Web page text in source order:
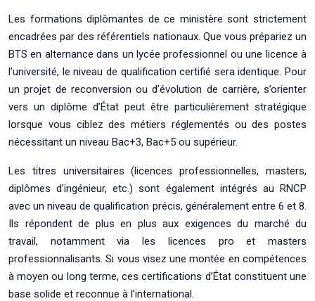
Les formations diplômantes de ce ministère sont strictement
encadrées par des référentiels nationaux. Que vous prépariez un
BTS en alternance dans un lycée professionnel ou une licence à
l’université, le niveau de qualification certifié sera identique. Pour
un projet de reconversion ou d’évolution de carrière, s’orienter
vers un diplôme d’État peut être particulièrement stratégique
lorsque vous ciblez des métiers réglementés ou des postes
nécessitant un niveau Bac+3, Bac+5 ou supérieur.
Les titres universitaires (licences professionnelles, masters,
diplômes d’ingénieur, etc.) sont également intégrés au RNCP
avec un niveau de qualification précis, généralement entre 6 et 8.
Ils répondent de plus en plus aux exigences du marché du
travail, notamment via les licences pro et masters
professionnalisants. Si vous visez une montée en compétences
à moyen ou long terme, ces certifications d’État constituent une
base solide et reconnue à l’international.